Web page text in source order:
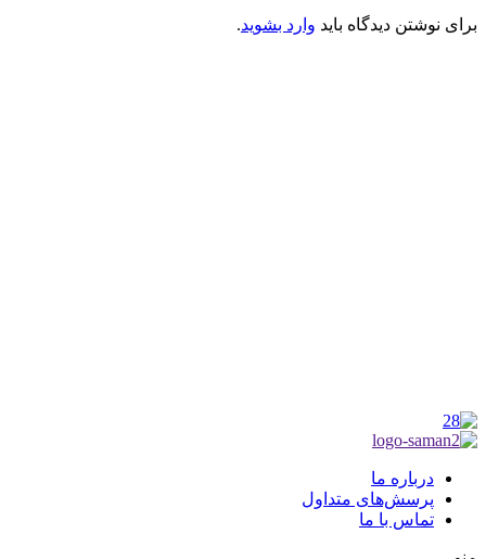
برای نوشتن دیدگاه باید وارد بشوید.
درباره ما
پرسش‌های متداول
تماس با ما